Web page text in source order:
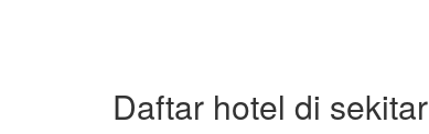
Daftar hotel di sekitar